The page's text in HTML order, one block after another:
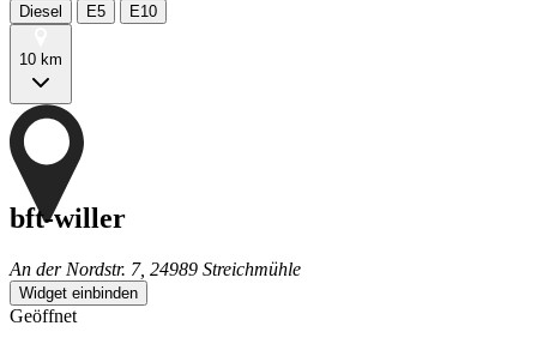
Diesel E5 E10
10 km
bft-willer
An der Nordstr. 7, 24989 Streichmühle
Widget einbinden
Geöffnet